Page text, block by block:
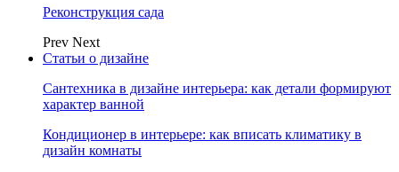
Реконструкция сада
Prev Next
Статьи о дизайне
Сантехника в дизайне интерьера: как детали формируют
характер ванной
Кондиционер в интерьере: как вписать климатику в
дизайн комнаты